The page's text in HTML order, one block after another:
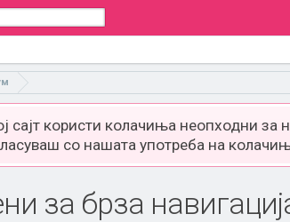
сајт користи колачиња неопходни
со нашата употреба на
за брза